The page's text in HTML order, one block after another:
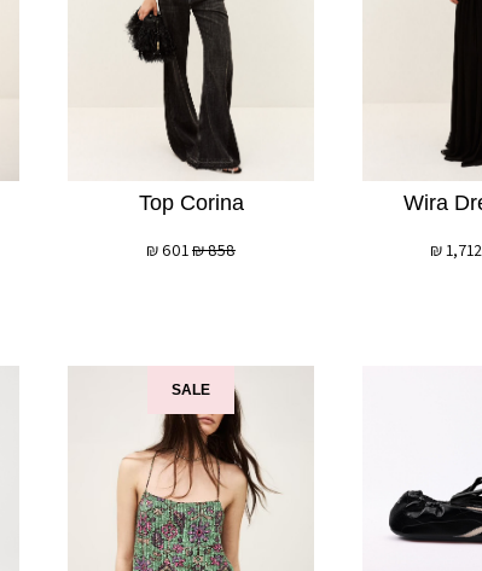
Wira
1,712
₪
Top Corina
858
₪
601
₪
SALE